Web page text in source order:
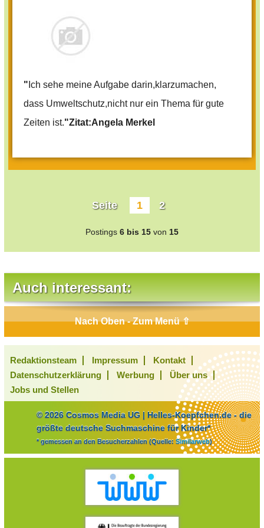
" Ich sehe meine Aufgabe darin,klarzumachen,
dass Umweltschutz,nicht nur ein Thema für gute
Zeiten ist."Zitat:Angela Merkel
Seite 1 2
Postings 6 bis 15 von 15
Auch interessant:
Nach Oben - Zum Menü ⇧
Redaktionsteam Impressum
Kontakt
Datenschutzerklärung
Werbung
Über uns
Jobs und Stellen
© 2026 Cosmos Media UG | Helles-Koepfchen.de - die
größte deutsche Suchmaschine für Kinder*
* gemessen an den Besucherzahlen (Quelle: Similarweb)